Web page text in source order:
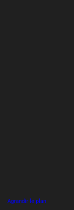
Agrandir le plan